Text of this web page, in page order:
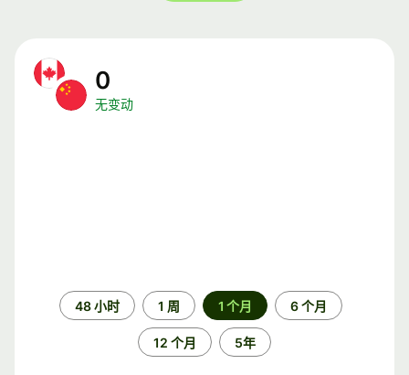
0
无变动
48 小时 1 周 1 个月 6 个月
12 个月 5年